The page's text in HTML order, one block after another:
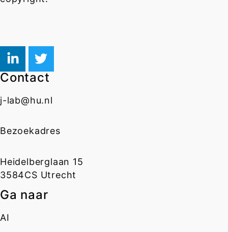
Contact
j-lab@hu.nl
Bezoekadres
Heidelberglaan 15
3584CS Utrecht
Ga naar
AI